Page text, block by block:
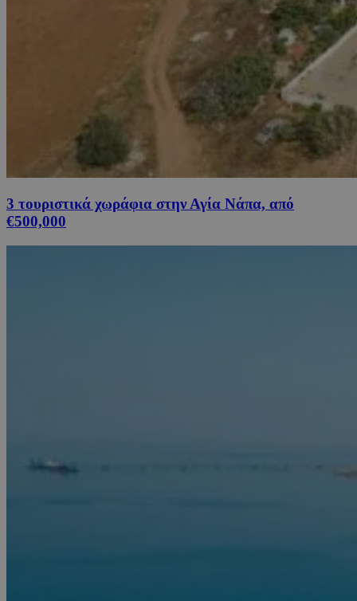
3 τουριστικά χωράφια στην Αγία Νάπα, από
€500,000